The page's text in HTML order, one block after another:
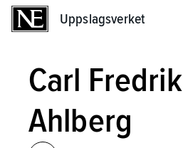
Uppslagsverket
Carl Fredrik
Ahlberg